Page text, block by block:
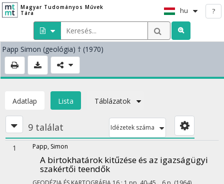
Magyar Tudományos Művek
Tára
hu ?
Papp Simon (geológia) † (1970)
Adatlap Lista Táblázatok
9 találat Idézetek száma
1 Papp, Simon
A birtokhatárok kitűzése és az igazságügyi
szakértői teendők